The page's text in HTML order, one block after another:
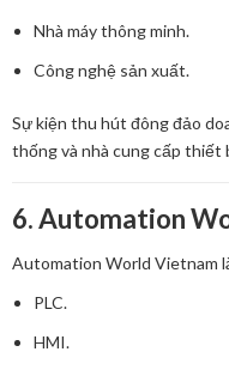
Nhà máy thông minh.
Công nghệ sản xuất.
Sự kiện thu hút đông đảo
thống và nhà cung cấp
6. Automation
Automation World Vietnam
PLC.
HMI.